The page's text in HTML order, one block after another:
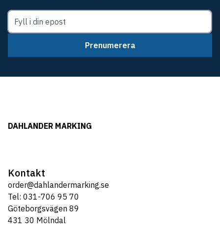
Prenumerera
DAHLANDER MARKING
Kontakt
order@dahlandermarking.se
Tel: 031-706 95 70
Göteborgsvägen 89
431 30 Mölndal